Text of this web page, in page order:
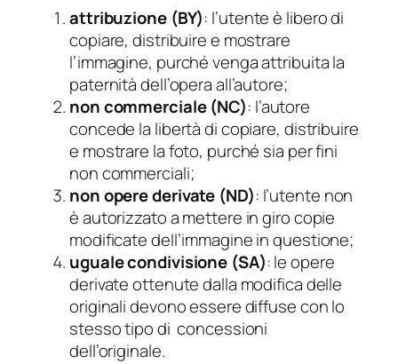
attribuzione (BY): l’utente è libero di
copiare, distribuire e mostrare
l’immagine, purché venga attribuita la
paternità dell’opera all’autore;
non commerciale (NC): l’autore
concede la libertà di copiare, distribuire
e mostrare la foto, purché sia per fini
non commerciali;
non opere derivate (ND): l’utente non
è autorizzato a mettere in giro copie
modificate dell’immagine in questione;
uguale condivisione (SA): le opere
derivate ottenute dalla modifica delle
originali devono essere diffuse con lo
stesso tipo di concessioni
dell’originale.